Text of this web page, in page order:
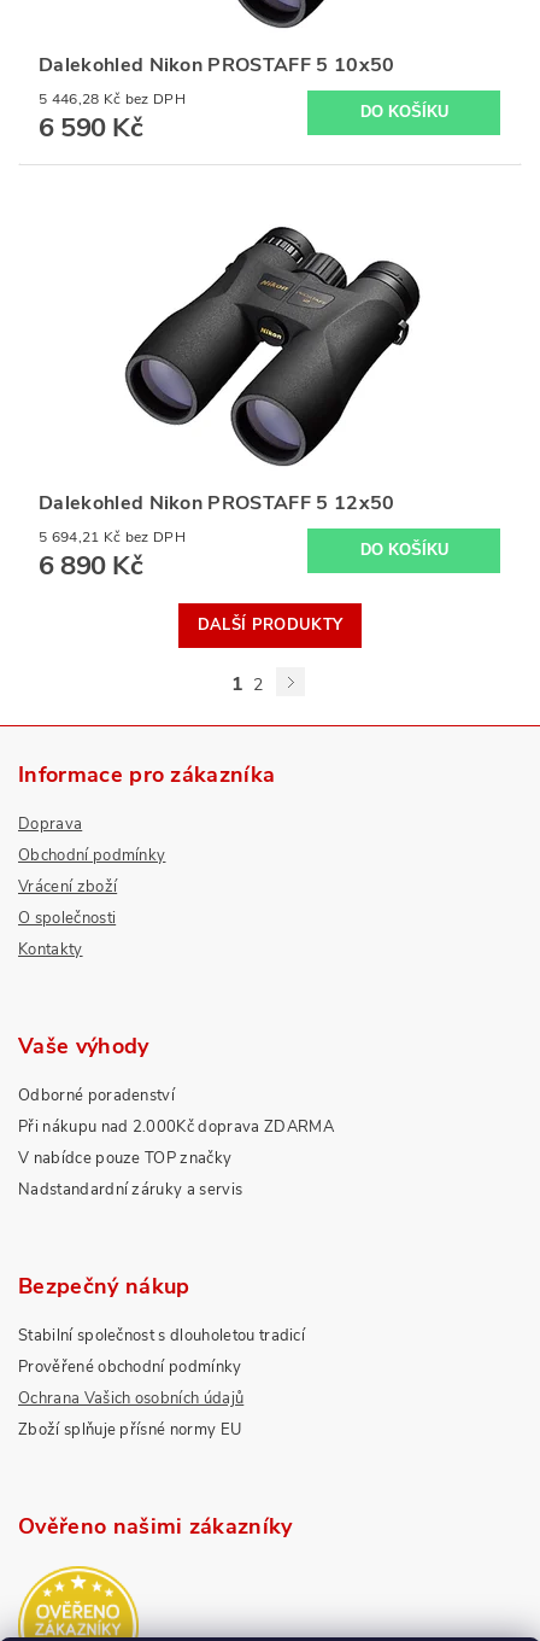
Dalekohled Nikon PROSTAFF 5 10x50
5 446,28 Kč bez DPH
6 590 Kč
Dalekohled Nikon PROSTAFF 5 12x50
5 694,21 Kč bez DPH
6 890 Kč
DALŠÍ PRODUKTY
1 2
Informace pro zákazníka
Doprava
Obchodní podmínky
Vrácení zboží
O společnosti
Kontakty
Vaše výhody
Odborné poradenství
Při nákupu nad 2.000Kč doprava ZDARMA
V nabídce pouze TOP značky
Nadstandardní záruky a servis
Bezpečný nákup
Stabilní společnost s dlouholetou tradicí
Prověřené obchodní podmínky
Ochrana Vašich osobních údajů
Zboží splňuje přísné normy EU
Ověřeno našimi zákazníky